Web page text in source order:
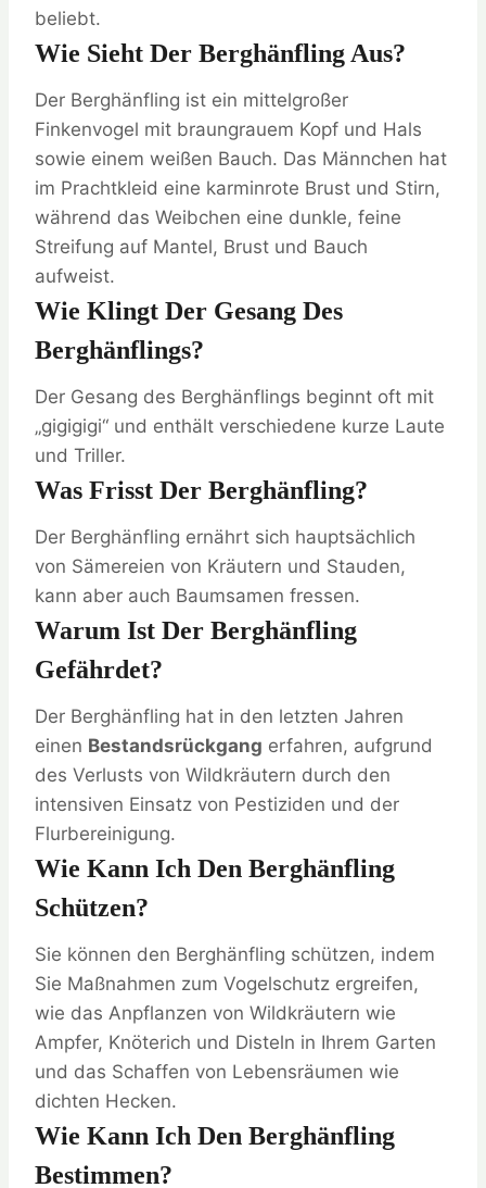
beliebt.
Wie Sieht Der Berghänfling Aus?
Der Berghänfling ist ein mittelgroßer
Finkenvogel mit braungrauem Kopf und Hals
sowie einem weißen Bauch. Das Männchen hat
im Prachtkleid eine karminrote Brust und Stirn,
während das Weibchen eine dunkle, feine
Streifung auf Mantel, Brust und Bauch
aufweist.
Wie Klingt Der Gesang Des
Berghänflings?
Der Gesang des Berghänflings beginnt oft mit
„gigigigi“ und enthält verschiedene kurze Laute
und Triller.
Was Frisst Der Berghänfling?
Der Berghänfling ernährt sich hauptsächlich
von Sämereien von Kräutern und Stauden,
kann aber auch Baumsamen fressen.
Warum Ist Der Berghänfling
Gefährdet?
Der Berghänfling hat in den letzten Jahren
einen Bestandsrückgang erfahren, aufgrund
des Verlusts von Wildkräutern durch den
intensiven Einsatz von Pestiziden und der
Flurbereinigung.
Wie Kann Ich Den Berghänfling
Schützen?
Sie können den Berghänfling schützen, indem
Sie Maßnahmen zum Vogelschutz ergreifen,
wie das Anpflanzen von Wildkräutern wie
Ampfer, Knöterich und Disteln in Ihrem Garten
und das Schaffen von Lebensräumen wie
dichten Hecken.
Wie Kann Ich Den Berghänfling
Bestimmen?